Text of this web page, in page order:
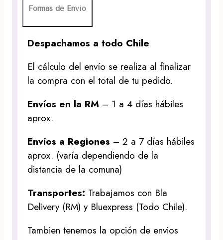
Formas de Envío
Despachamos a todo Chile
El cálculo del envío se realiza al finalizar
la compra con el total de tu pedido.
Envíos en la RM – 1 a 4 días hábiles
aprox.
Envíos a Regiones – 2 a 7 días hábiles
aprox. (varía dependiendo de la
distancia de la comuna)
Transportes: Trabajamos con Bla
Delivery (RM) y Bluexpress (Todo Chile).
Tambien tenemos la opción de envios